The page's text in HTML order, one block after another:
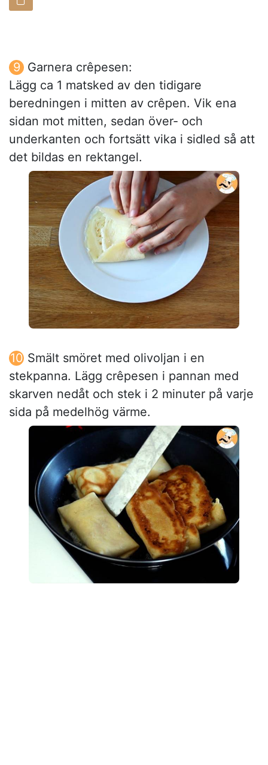
Garnera crêpesen:
Lägg ca 1 matsked av den tidigare
beredningen i mitten av crêpen. Vik ena
sidan mot mitten, sedan över- och
underkanten och fortsätt vika i sidled så att
det bildas en rektangel.
Smält smöret med olivoljan i en
stekpanna. Lägg crêpesen i pannan med
skarven nedåt och stek i 2 minuter på varje
sida på medelhög värme.